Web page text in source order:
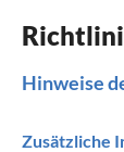
Hinweise
Zusätzliche